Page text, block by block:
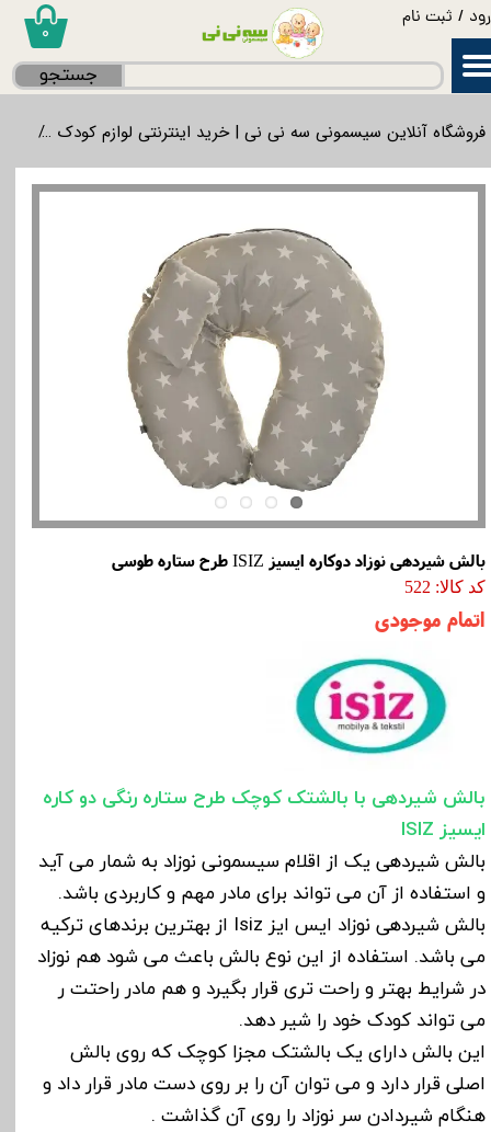
/ ثبت نام
حساب کاربری من
۰
جستجو
فروشگاه آنلاین سیسمونی سه نی نی | خرید اینترنتی لوازم کودک
بالش شیردهی نوزاد دوکاره ایسیز ISIZ طرح ستاره طوسی
کد کالا: 522
اتمام موجودی
بالش شیردهی با بالشتک کوچک طرح ستاره رنگی دو کاره
ایسیز ISIZ
بالش شیردهی یک از اقلام سیسمونی نوزاد به شمار می آید
و استفاده از آن می تواند برای مادر مهم و کاربردی باشد.
بالش شیردهی نوزاد ایس ایز Isiz از بهترین برندهای ترکیه
می باشد. استفاده از این نوع بالش باعث می شود هم نوزاد
در شرایط بهتر و راحت تری قرار بگیرد و هم مادر راحتت ر
می تواند کودک خود را شیر دهد.
این بالش دارای یک بالشتک مجزا کوچک که روی بالش
اصلی قرار دارد و می توان آن را بر روی دست مادر قرار داد و
هنگام شیردادن سر نوزاد را روی آن گذاشت .